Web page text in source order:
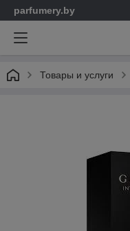
parfumery.by
Товары и услуги